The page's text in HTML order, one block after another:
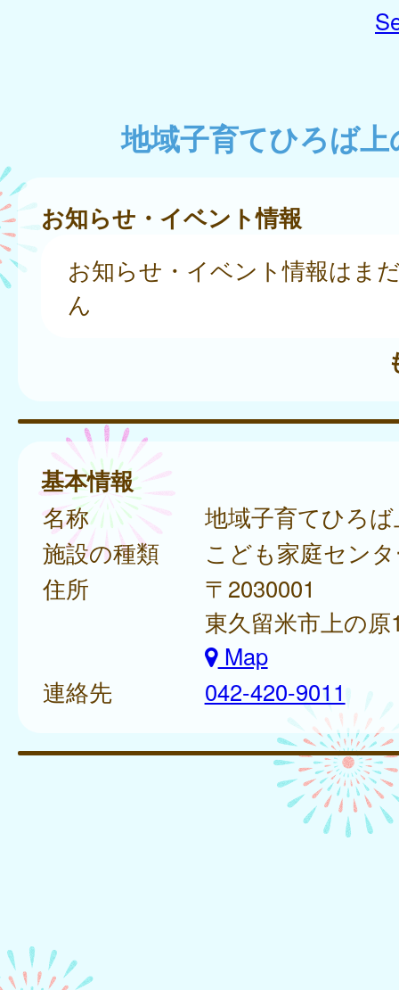
地域子育てひろば上
お知らせ・イベント情報
お知らせ・イベント情報はま
ん
基本情報
名称
地域子育てひろ
施設の種類
こども家庭セン
住所
〒2030001
東久留米市上の原
Map
連絡先
042-420-9011